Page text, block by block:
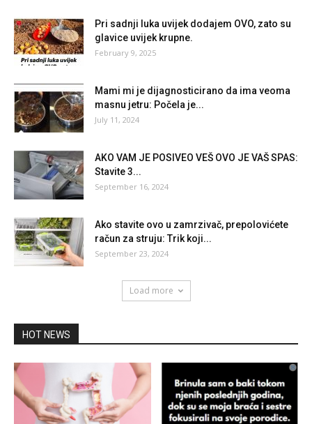
Pri sadnji luka uvijek dodajem OVO, zato su
glavice uvijek krupne.
February 9, 2025
Mami mi je dijagnosticirano da ima veoma
masnu jetru: Počela je...
July 11, 2024
AKO VAM JE POSIVEO VEŠ OVO JE VAŠ SPAS:
Stavite 3...
September 16, 2024
Ako stavite ovo u zamrzivač, prepolovićete
račun za struju: Trik koji...
September 23, 2024
Load more
HOT NEWS